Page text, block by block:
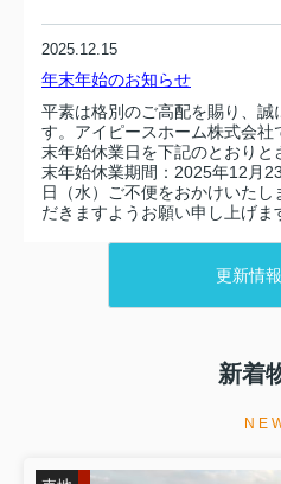
2025.12.15
年末年始のお知らせ
平素は格別のご高配を賜り、誠
す。アイピースホーム株式会
末年始休業日を下記のとおり
末年始休業期間：2025年12月
日（水）ご不便をおかけいたし
だきますようお願い申し上げま
【12/4】Instagram更新しました
更新情
新着